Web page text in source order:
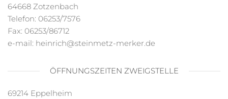
64668 Zotzenbach
Telefon: 06253/7576
Fax: 06253/86712
e-mail: heinrich@steinmetz-merker.de
ÖFFNUNGSZEITEN ZWEIGSTELLE
69214 Eppelheim